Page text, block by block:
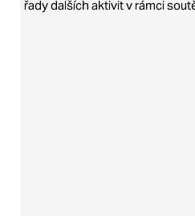
řady dalších aktivit v rámci